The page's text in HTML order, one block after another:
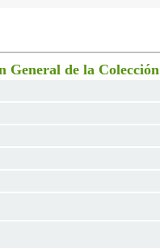
General de la Colección